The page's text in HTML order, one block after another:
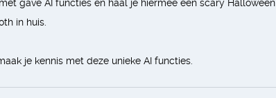
gave AI functies en haal je hiermee een scary Halloween
in huis.
je kennis met deze unieke AI functies.